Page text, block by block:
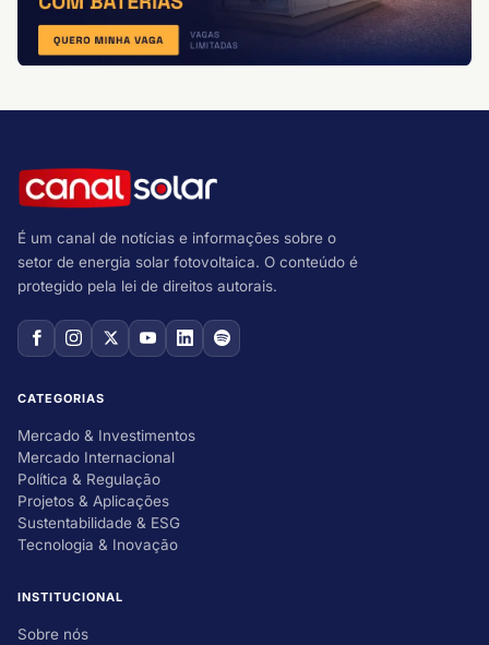
É um canal de notícias e informações sobre o
setor de energia solar fotovoltaica. O conteúdo é
protegido pela lei de direitos autorais.
CATEGORIAS
Mercado & Investimentos
Mercado Internacional
Política & Regulação
Projetos & Aplicações
Sustentabilidade & ESG
Tecnologia & Inovação
INSTITUCIONAL
Sobre nós